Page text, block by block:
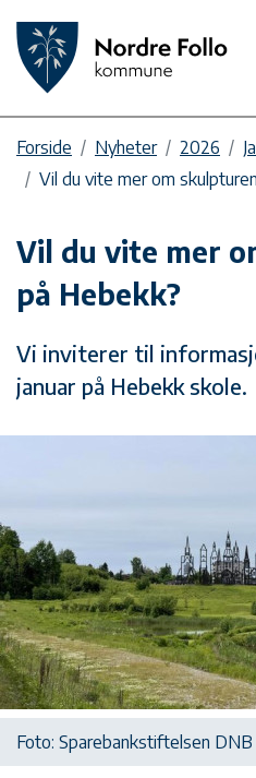
Forside Nyheter 2026
Vil du vite mer om
Vil du vite mer
på Hebekk?
Vi inviterer til
januar på Hebekk skole.
Foto: Sparebankstiftelsen DNB